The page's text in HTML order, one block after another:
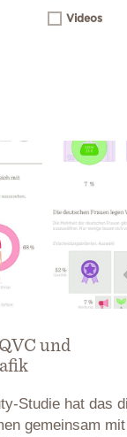
Videos
und
Studie hat das
gemeinsam